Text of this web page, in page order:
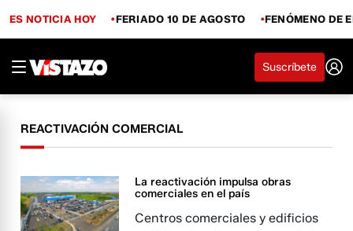
ES NOTICIA HOY FERIADO 10 DE AGOSTO FENÓMENO DE
Suscríbete
REACTIVACIÓN COMERCIAL
La reactivación impulsa obras
comerciales en el país
Centros comerciales y edificios